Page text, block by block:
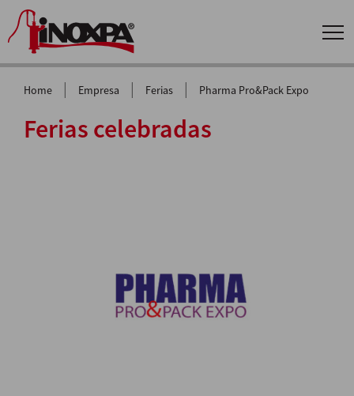
Home | Empresa | Ferias | Pharma Pro&Pack Expo
Ferias celebradas